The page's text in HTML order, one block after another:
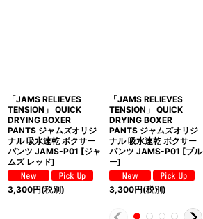
「JAMS RELIEVES
TENSION」 QUICK
DRYING BOXER
PANTS ジャムズオリジ
ナル 吸水速乾 ボクサー
パンツ JAMS-P01 [ジャ
ムズ レッド]
3,300円(税別)
「JAMS RELIEVES
TENSION」 QUICK
DRYING BOXER
PANTS ジャムズオリジ
ナル 吸水速乾 ボクサー
パンツ JAMS-P01 [ブル
ー]
3,300円(税別)